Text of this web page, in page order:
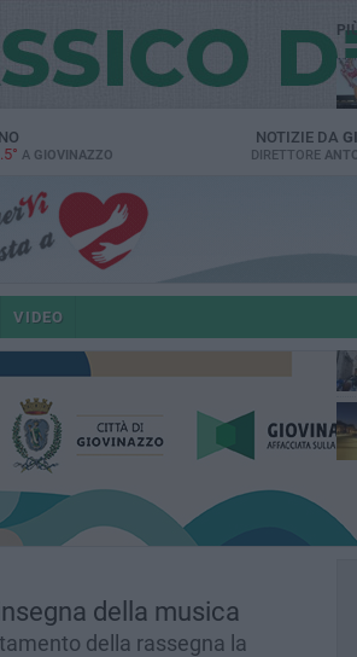
A GIOVINAZZO
NOTIZIE DA
DIRETTORE
VIDEO
della musica
della rassegna la